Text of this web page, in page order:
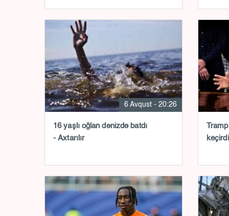
6 Avqust - 20:26
16 yaşlı oğlan dənizdə batdı
- Axtarılır
keçirdi